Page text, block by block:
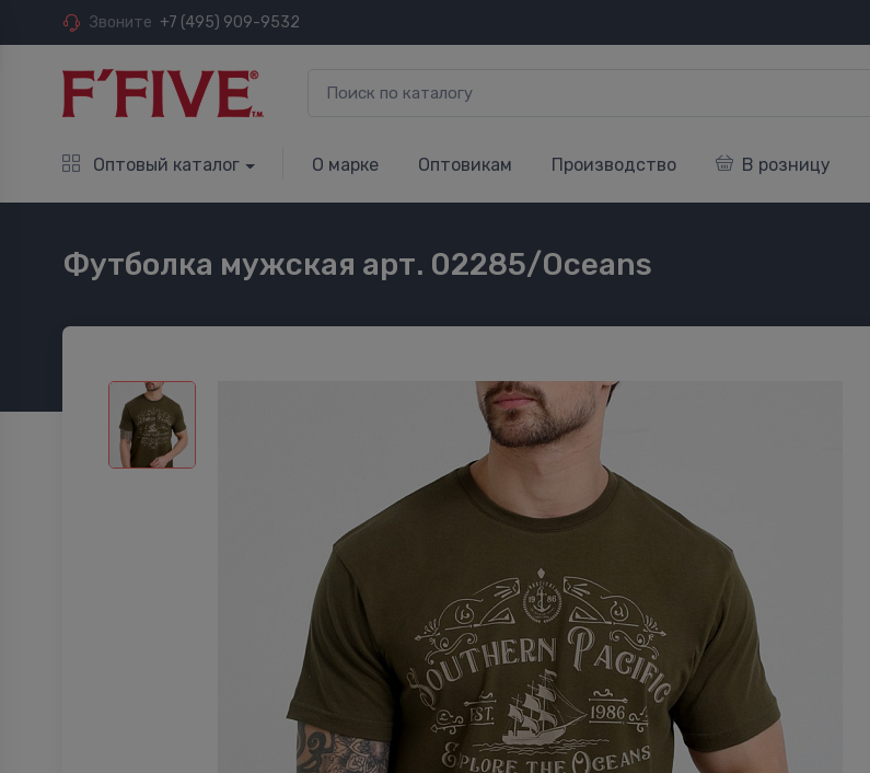
Звоните +7 (495) 909-9532
Оптовый каталог О марке Оптовикам Производство В розницу
Футболка мужская арт. 02285/Oceans